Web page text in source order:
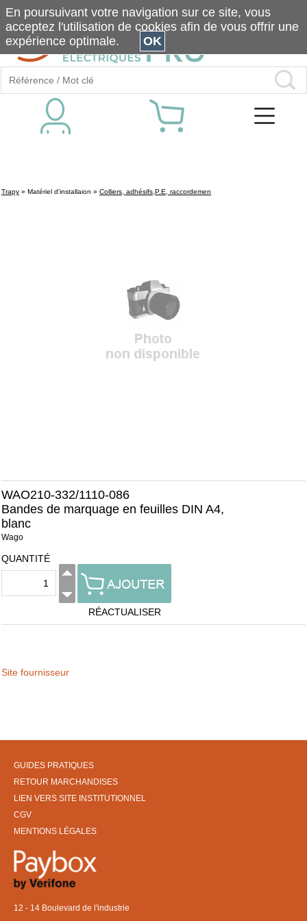
Trapy » Matériel d'installaion » Colliers, adhésifs,P.E, raccordemen
WAO210-332/1110-086
Bandes de marquage en feuilles DIN A4,
blanc
Wago
QUANTITÉ
RÉACTUALISER
Site fournisseur
GUIDES PRATIQUES
RETOUR MARCHANDISES
LIEN VERS SITE INSTITUTIONNEL
CGV
MENTIONS LÉGALES
12 - 14 Boulevard de l'industrie
En poursuivant votre navigation sur ce site, vous
acceptez l'utilisation de cookies afin de vous offrir une
expérience optimale.
OK